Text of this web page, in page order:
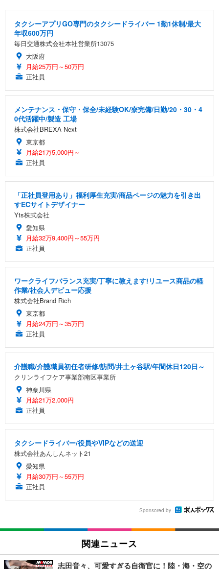
タクシーアプリGO専門のタクシードライバー 1勤1休制/最大
年収600万円
毎日交通株式会社本社営業所13075
大阪府
月給25万円～50万円
正社員
メンテナンス・保守・保全/未経験OK/寮完備/日勤/20・30・4
0代活躍中/製造 工場
株式会社BREXA Next
東京都
月給21万5,000円～
正社員
「正社員登用あり」福利厚生充実/商品ページの魅力を引き出
すECサイトデザイナー
Yts株式会社
愛知県
月給32万9,400円～55万円
正社員
ワークライフバランス充実/丁寧に教えます!リユース商品の軽
作業/社会人デビュー応援
株式会社Brand Rich
東京都
月給24万円～35万円
正社員
介護職/介護職員初任者研修/訪問/井土ヶ谷駅/年間休日120日～
クリンライフケア事業部南区事業所
神奈川県
月給21万2,000円
正社員
タクシードライバー/役員やVIPなどの送迎
株式会社あんしんネット21
愛知県
月給30万円～55万円
正社員
Sponsored by
関連ニュース
志田音々、可愛すぎる自衛官に！陸・海・空の